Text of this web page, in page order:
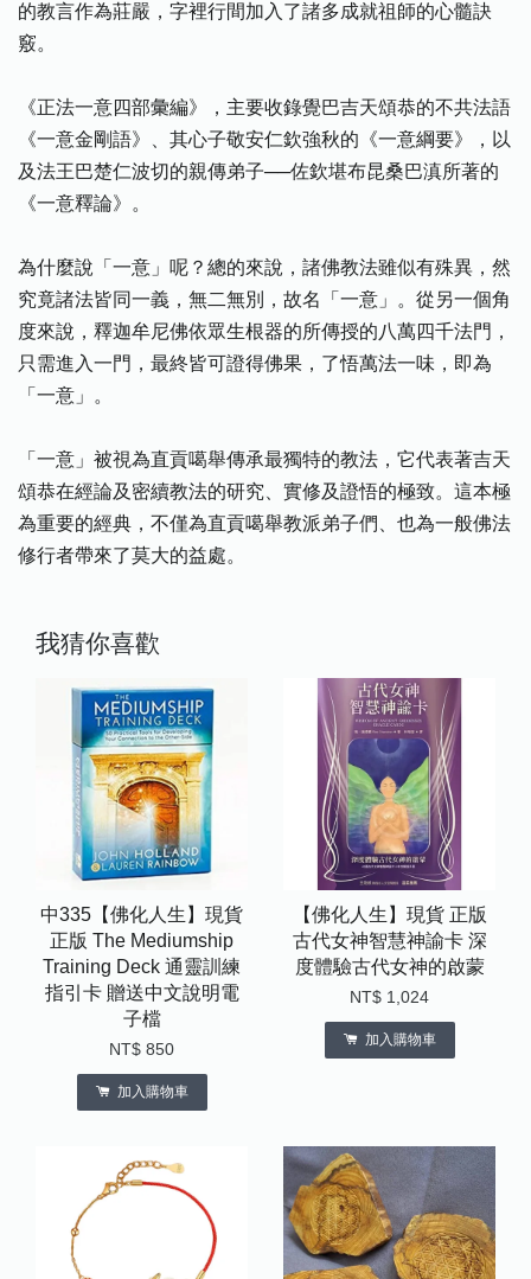
的教言作為莊嚴，字裡行間加入了諸多成就祖師的心髓訣
竅。
《正法一意四部彙編》，主要收錄覺巴吉天頌恭的不共法語
《一意金剛語》、其心子敬安仁欽強秋的《一意綱要》，以
及法王巴楚仁波切的親傳弟子──佐欽堪布昆桑巴滇所著的
《一意釋論》。
為什麼說「一意」呢？總的來說，諸佛教法雖似有殊異，然
究竟諸法皆同一義，無二無別，故名「一意」。從另一個角
度來說，釋迦牟尼佛依眾生根器的所傳授的八萬四千法門，
只需進入一門，最終皆可證得佛果，了悟萬法一味，即為
「一意」。
「一意」被視為直貢噶舉傳承最獨特的教法，它代表著吉天
頌恭在經論及密續教法的研究、實修及證悟的極致。這本極
為重要的經典，不僅為直貢噶舉教派弟子們、也為一般佛法
修行者帶來了莫大的益處。
我猜你喜歡
中335【佛化人生】現貨
正版 The Mediumship
Training Deck 通靈訓練
指引卡 贈送中文說明電
子檔
NT$ 850
加入購物車
【佛化人生】現貨 正版
古代女神智慧神諭卡 深
度體驗古代女神的啟蒙
NT$ 1,024
加入購物車